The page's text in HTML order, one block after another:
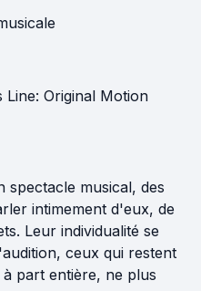
Line: Original Motion
musical, des
intimement d'eux, de
Leur individualité se
ceux qui restent
part entière, ne plus